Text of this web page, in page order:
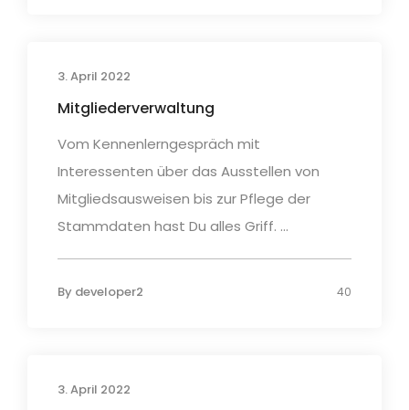
3. April 2022
Mitgliederverwaltung
Vom Kennenlerngespräch mit
Interessenten über das Ausstellen von
Mitgliedsausweisen bis zur Pflege der
Stammdaten hast Du alles Griff. ...
By developer2 40
3. April 2022